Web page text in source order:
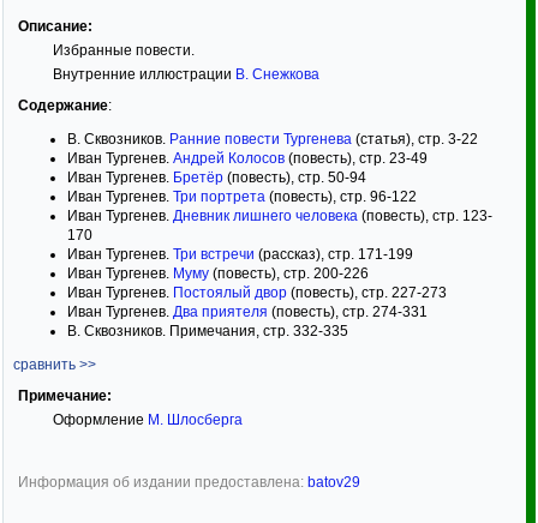
Описание:
Избранные повести.
Внутренние иллюстрации В. Снежкова
Содержание:
В. Сквозников. Ранние повести Тургенева (статья), стр. 3-22
Иван Тургенев. Андрей Колосов (повесть), стр. 23-49
Иван Тургенев. Бретёр (повесть), стр. 50-94
Иван Тургенев. Три портрета (повесть), стр. 96-122
Иван Тургенев. Дневник лишнего человека (повесть), стр. 123-
170
Иван Тургенев. Три встречи (рассказ), стр. 171-199
Иван Тургенев. Муму (повесть), стр. 200-226
Иван Тургенев. Постоялый двор (повесть), стр. 227-273
Иван Тургенев. Два приятеля (повесть), стр. 274-331
В. Сквозников. Примечания, стр. 332-335
сравнить >>
Примечание:
Оформление М. Шлосберга
Информация об издании предоставлена: batov29